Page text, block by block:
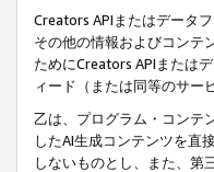
Creators APIまたはデータ
その他の情報およびコンテ
ためにCreators APIまたは
ィード（または同等のサー
乙は、プログラム・コンテ
したAI生成コンテンツを直
しないものとし、また、第